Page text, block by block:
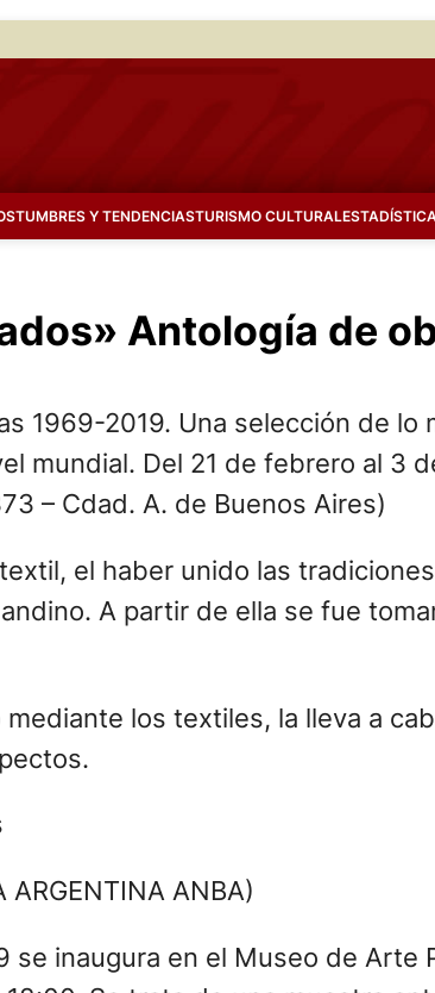
Y TENDENCIASTURISMO CULTURAL
Antología de
1969-2019. Una selección de
mundial. Del 21 de febrero al 3
– Cdad. A. de Buenos Aires)
el haber unido las
A partir de ella se fue
los textiles, la lleva a
ARGENTINA ANBA)
inaugura en el Museo de Arte